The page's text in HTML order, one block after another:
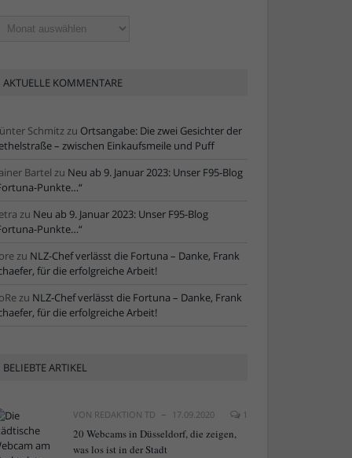
AKTUELLE KOMMENTARE
Schmitzzu Ortsangabe: Die zwei Gesichter der
– zwischen Einkaufsmeile und Puff
Bartel zu Neu ab 9. Januar 2023: Unser F95-Blog
Punkte…“
zu Neu ab 9. Januar 2023: Unser F95-Blog
Punkte…“
zu NLZ-Chef verlässt die Fortuna – Danke, Frank
für die erfolgreiche Arbeit!
zu NLZ-Chef verlässt die Fortuna – Danke, Frank
für die erfolgreiche Arbeit!
BELIEBTE ARTIKEL
VON REDAKTION TD 17.09.2020 1
20 Webcams in Düsseldorf, die zeigen,
was los ist in der Stadt